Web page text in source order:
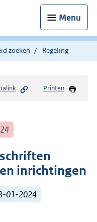
Menu
zoeken Regeling
Printen
inrichtingen
01-2024